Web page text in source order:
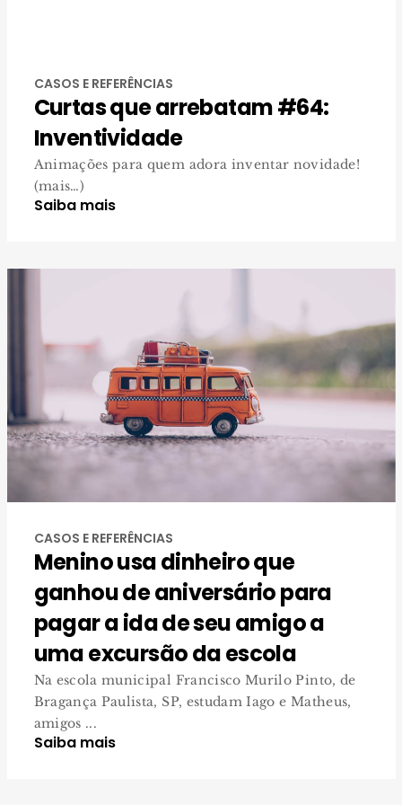
CASOS E REFERÊNCIAS
Curtas que arrebatam #64:
Inventividade
Animações para quem adora inventar novidade!
(mais…)
Saiba mais
CASOS E REFERÊNCIAS
Menino usa dinheiro que
ganhou de aniversário para
pagar a ida de seu amigo a
uma excursão da escola
Na escola municipal Francisco Murilo Pinto, de
Bragança Paulista, SP, estudam Iago e Matheus,
amigos ...
Saiba mais